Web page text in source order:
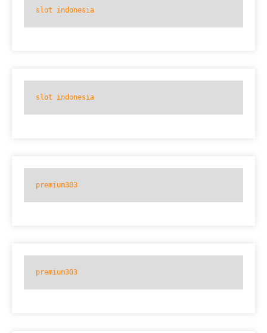
slot indonesia
slot indonesia
premium303
premium303